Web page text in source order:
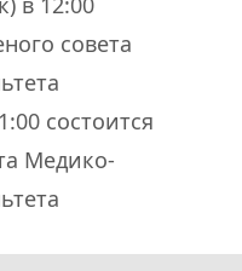
совета
состоится
Медико-